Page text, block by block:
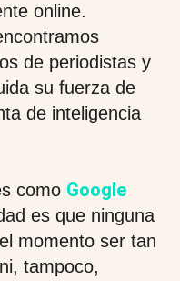
online.
de periodistas y
su fuerza de
de inteligencia
como Google
es que ninguna
momento ser tan
ni, tampoco,